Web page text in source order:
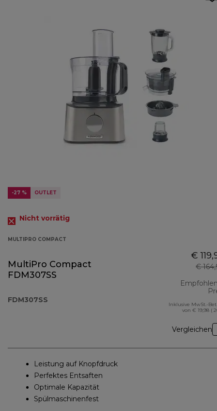
-27 % OUTLET
Nicht vorrätig
MULTIPRO COMPACT
MultiPro Compact
FDM307SS
FDM307SS
€
€
Inklusive MwSt.-
von € 19,98 (
Vergleichen
Leistung auf Knopfdruck
Perfektes Entsaften
Optimale Kapazität
Spülmaschinenfest